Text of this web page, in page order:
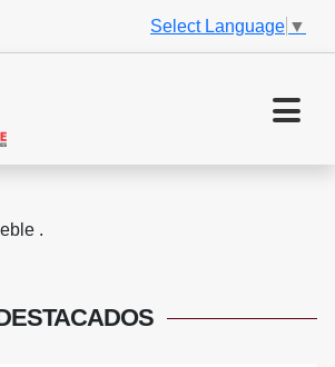
Select Language ▼
.